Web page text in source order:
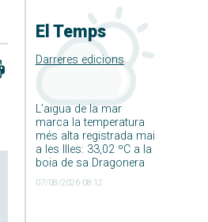
El Temps
Darreres edicions
L’aigua de la mar
marca la temperatura
més alta registrada mai
a les Illes: 33,02 ºC a la
boia de sa Dragonera
07/08/2026 08:12